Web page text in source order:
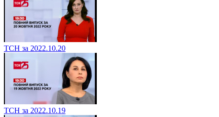
ТСН за 2022.10.20
ТСН за 2022.10.19